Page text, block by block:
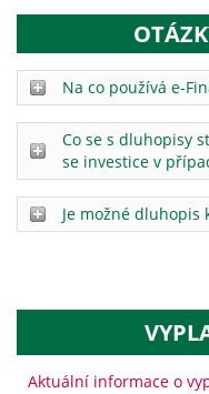
Na co používá e-
Co se s dluhopisy
se investice v
Je možné dluhopis
Aktuální informace o